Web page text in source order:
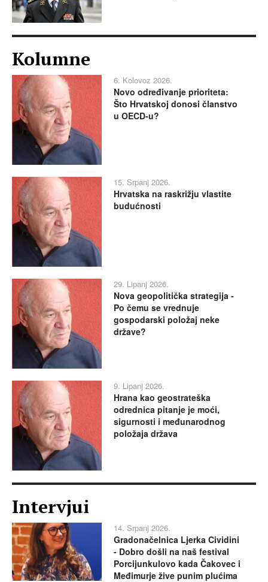
Kolumne
6. Kolovoz 2026.
Novo određivanje prioriteta:
Što Hrvatskoj donosi članstvo
u OECD-u?
15. Srpanj 2026.
Hrvatska na raskrižju vlastite
budućnosti
29. Lipanj 2026.
Nova geopolitička strategija -
Po čemu se vrednuje
gospodarski položaj neke
države?
9. Lipanj 2026.
Hrana kao geostrateška
odrednica pitanje je moći,
sigurnosti i međunarodnog
položaja država
Intervjui
14. Srpanj 2026.
Gradonačelnica Ljerka Cividini
- Dobro došli na naš festival
Porcijunkulovo kada Čakovec i
Međimurje žive punim plućima